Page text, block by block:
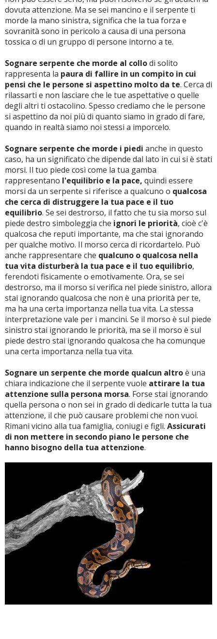
dovuta attenzione. Ma se sei mancino e il serpente ti
morde la mano sinistra, significa che la tua forza e
sovranità sono in pericolo a causa di una persona
tossica o di un gruppo di persone intorno a te.
Sognare serpente che morde al collodi solito
rappresenta la paura di fallire in un compito in cui
pensi che le persone si aspettino molto da te. Cerca di
rilassarti e non lasciare che le tue aspettative o quelle
degli altri ti ostacolino. Spesso crediamo che le persone
si aspettino da noi più di quanto siamo in grado di fare,
quando in realtà siamo noi stessi a imporcelo.
Sognare serpente che morde i piedi anche in questo
caso, ha un significato che dipende dal lato in cui si è stati
morsi. Il tuo piede così come la tua gamba
rappresentano l'equilibrio e la pace, quindi essere
morsi da un serpente si riferisce a qualcuno o qualcosa
che cerca di distruggere la tua pace e il tuo
equilibrio. Se sei destrorso, il fatto che tu sia morso sul
piede destro simboleggia che ignori le priorità, cioè c'è
qualcosa che reputi importante, ma che stai ignorando
per qualche motivo. Il morso cerca di ricordartelo. Può
anche rappresentare che qualcuno o qualcosa nella
tua vita disturberà la tua pace e il tuo equilibrio,
ferendoti fisicamente o emotivamente. Ora, se sei
destrorso, ma il morso si verifica nel piede sinistro, allora
stai ignorando qualcosa che non è una priorità per te,
ma ha una certa importanza nella tua vita. La stessa
interpretazione vale per i mancini. Se il morso è sul piede
sinistro stai ignorando le priorità, ma se il morso è sul
piede destro stai ignorando qualcosa che ha comunque
una certa importanza nella tua vita.
Sognare un serpente che morde qualcun altroè una
chiara indicazione che il serpente vuole attirare la tua
attenzione sulla persona morsa. Forse stai ignorando
quella persona o non sei in grado di dedicarle tutta la tua
attenzione, il che può causare problemi che non vuoi.
Rimani vicino alla tua famiglia, coniugi e figli. Assicurati
di non mettere in secondo piano le persone che
hanno bisogno della tua attenzione.